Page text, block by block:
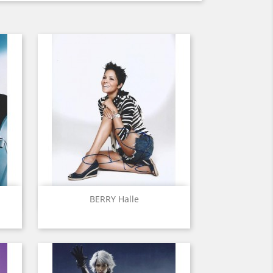
BERRY Halle
Aperçu rapide